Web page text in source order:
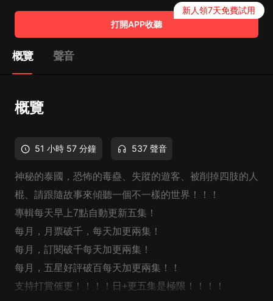
打開APP收聽
新人領7天免費試用
概覽 聲音
概覽
51 小時 57 分鐘 537 聲音
神秘的泰國，恐怖的毒蠱、失蹤的遊客、被削掉四肢的人
棍、請跟隨故事來傾聽一個不一樣的世界！！！
專輯每天早上7點自動更新五集！
每月，月票破千，每天加更兩集！
每月，訂閱破千每天加更兩集！
每月，五星好評破百每天加更兩集！！
支持打賞催更！！！！日+更五集是極限！！！！